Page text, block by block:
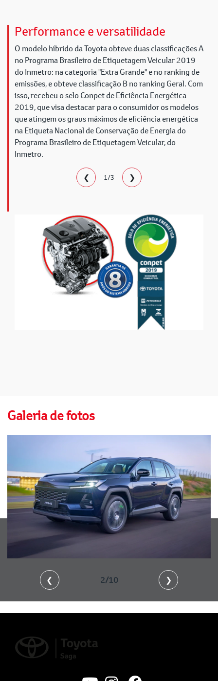
Performance e versatilidade
O modelo híbrido da Toyota obteve duas classificações A
no Programa Brasileiro de Etiquetagem Veicular 2019
do Inmetro: na categoria "Extra Grande" e no ranking de
emissões, e obteve classificação B no ranking Geral. Com
isso, recebeu o selo Conpet de Eficiência Energética
2019, que visa destacar para o consumidor os modelos
que atingem os graus máximos de eficiência energética
na Etiqueta Nacional de Conservação de Energia do
Programa Brasileiro de Etiquetagem Veicular, do
Inmetro.
❮ 1/3 ❯
Galeria de fotos
❮ 2/10 ❯